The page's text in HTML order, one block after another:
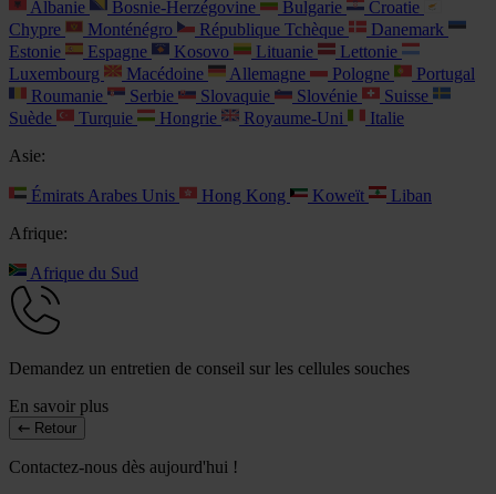
Albanie Bosnie-Herzégovine Bulgarie
Croatie
Chypre
Monténégro République Tchèque
Danemark
Estonie
Espagne Kosovo Lituanie
Lettonie
Luxembourg
Macédoine Allemagne Pologne
Portugal
Roumanie
Serbie Slovaquie Slovénie
Suisse
Suède
Turquie Hongrie Royaume-Uni
Italie
Asie:
Émirats Arabes Unis Hong Kong Koweït
Liban
Afrique:
Afrique du Sud
Demandez un entretien de conseil sur les cellules souches
En savoir plus
Retour
Contactez-nous dès aujourd'hui !